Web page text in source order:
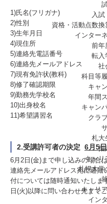
入試
資格・活動点数
インター
前年
転入
社
科目等
キャ
年間
キャン
クラ
札大
指
キャリ
札幌大学
キャリ
イン
1)氏名(フリガナ)
2)性別
3)生年月日
4)現住所
5)連絡先電話番号
6)連絡先メールアドレス
7)現有免許状(教科)
8)修了確認期限
9)勤務先学校名
10)出身校名
11)希望講習名
2.受講許可者の決定 6月5
6月2日(金)まで申し込みの場合
連絡先メールアドレス宛に通知
付については随時通知いたしま
日(火)以降に問い合わせ先まで